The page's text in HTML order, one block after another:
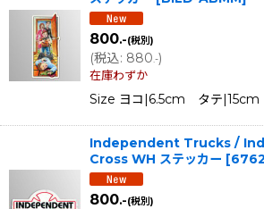
800.-(税別)
(税込: 880.-)
在庫わずか
Size ヨコ|6.5cm タテ|15cm
Independent Trucks /
Cross WH ステッカー [
800.-(税別)